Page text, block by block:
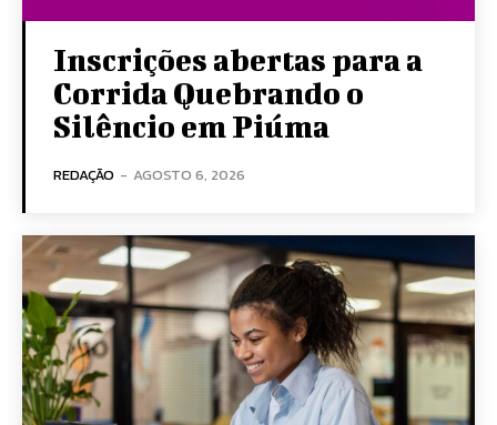
Inscrições abertas para a
Corrida Quebrando o
Silêncio em Piúma
REDAÇÃO - AGOSTO 6, 2026